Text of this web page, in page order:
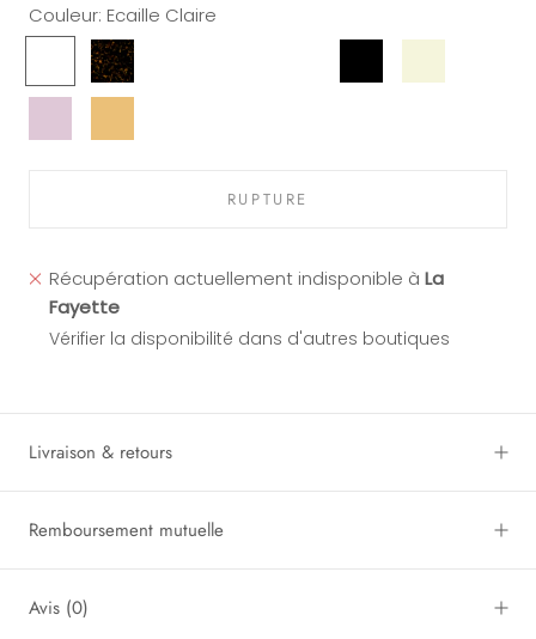
Couleur: Ecaille Claire
Claire
Havane
Rose
RUPTURE
Récupération actuellement indisponible à La
Fayette
Vérifier la disponibilité dans d'autres boutiques
Livraison & retours
Remboursement mutuelle
Avis (0)